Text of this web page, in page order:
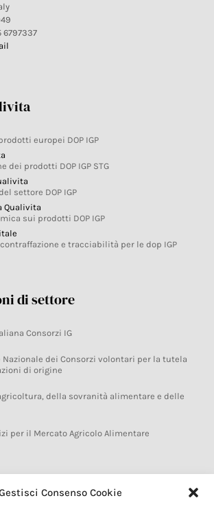
Consenso Cookie
6797337
europei DOP IGP
dei prodotti DOP IGP STG
settore DOP IGP
Qualivita
sui prodotti DOP IGP
e tracciabilità per le dop IGP
di settore
Consorzi IG
Nazionale dei Consorzi volontari per la tutela
di origine
della sovranità alimentare e delle
per il Mercato Agricolo Alimentare
IGP